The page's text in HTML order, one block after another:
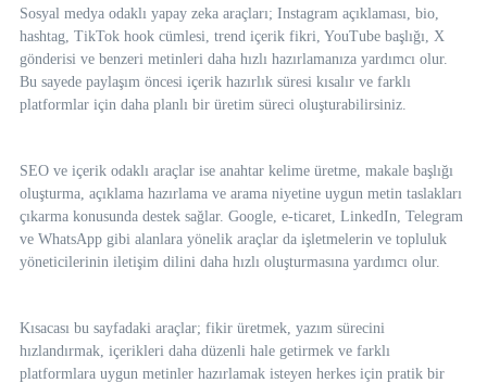
Sosyal medya odaklı yapay zeka araçları; Instagram açıklaması, bio,
hashtag, TikTok hook cümlesi, trend içerik fikri, YouTube başlığı, X
gönderisi ve benzeri metinleri daha hızlı hazırlamanıza yardımcı olur.
Bu sayede paylaşım öncesi içerik hazırlık süresi kısalır ve farklı
platformlar için daha planlı bir üretim süreci oluşturabilirsiniz.
SEO ve içerik odaklı araçlar ise anahtar kelime üretme, makale başlığı
oluşturma, açıklama hazırlama ve arama niyetine uygun metin taslakları
çıkarma konusunda destek sağlar. Google, e-ticaret, LinkedIn, Telegram
ve WhatsApp gibi alanlara yönelik araçlar da işletmelerin ve topluluk
yöneticilerinin iletişim dilini daha hızlı oluşturmasına yardımcı olur.
Kısacası bu sayfadaki araçlar; fikir üretmek, yazım sürecini
hızlandırmak, içerikleri daha düzenli hale getirmek ve farklı
platformlara uygun metinler hazırlamak isteyen herkes için pratik bir